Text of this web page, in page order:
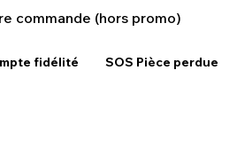
commande (hors promo)
fidélité SOS Pièce perdue